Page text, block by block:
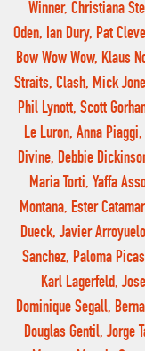
Winner, Christiana
Oden, Ian Dury, Pat
Bow Wow Wow, Klaus
Straits, Clash, Mick
Phil Lynott, Scott
Le Luron, Anna
Divine, Debbie
Maria Torti, Yaffa
Montana, Ester
Dueck, Javier
Sanchez, Paloma
Karl Lagerfeld,
Dominique Segall,
Douglas Gentil, Jorge